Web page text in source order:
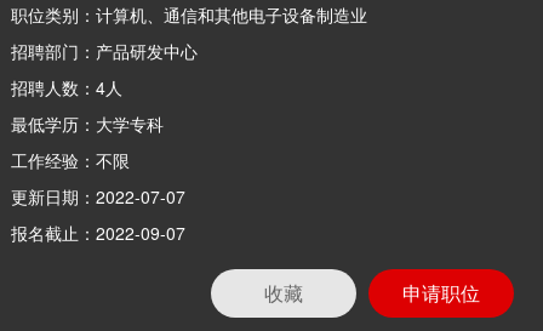
职位类别：计算机、通信和其他电子设备制造业
招聘部门：产品研发中心
招聘人数：4人
最低学历：大学专科
工作经验：不限
更新日期：2022-07-07
报名截止：2022-09-07
收藏 申请职位